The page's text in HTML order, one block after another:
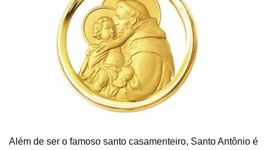
Além de ser o famoso santo casamenteiro, Santo Antônio é